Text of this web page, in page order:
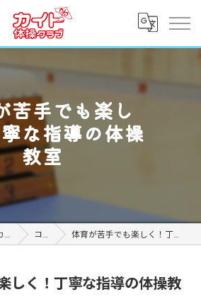
苦手でも楽し
な指導の体操
教室
奈良の体操教室ならカイト体操クラブ コラム 体育が苦手でも楽しく！丁寧な指導の体操教室
しく！丁寧な指導の体操教